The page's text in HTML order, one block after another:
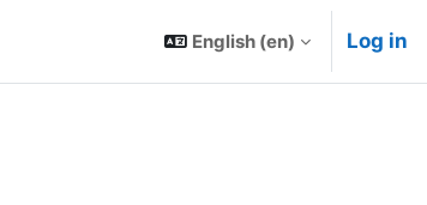
English ‎(en)‎ Log in